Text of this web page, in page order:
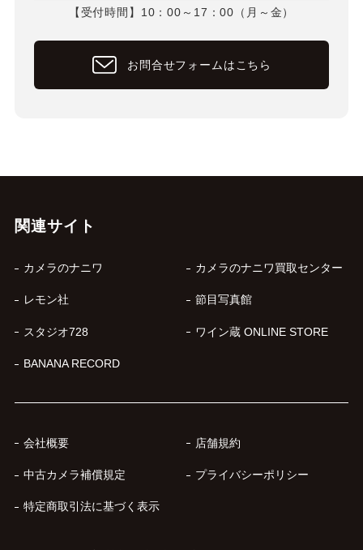
【受付時間】10：00～17：00（月～金）
お問合せフォームはこちら
関連サイト
カメラのナニワ カメラのナニワ買取センター
レモン社 節目写真館
スタジオ728 ワイン蔵 ONLINE STORE
BANANA RECORD
会社概要 店舗規約
中古カメラ補償規定 プライバシーポリシー
特定商取引法に基づく表示